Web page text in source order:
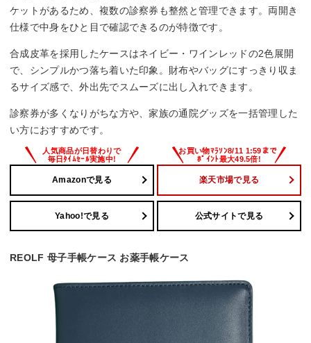
ケットがあるため、複数の診察券も整然と管理できます。両開き
仕様で中身をひと目で確認できるのが特徴です。
合成皮革を採用したケースはネイビー・ワインレッドの2色展開
で、シンプルかつ落ち着いた印象。財布やバッグにすっきり収ま
るサイズ感で、外出先でスムーズに出し入れできます。
診察券が多くなりがちな方や、家族の通院グッズを一括管理した
い方におすすめです。
Amazonで見る 楽天市場で見る
Yahoo!で見る 公式サイトで見る
REOLF 母子手帳ケース お薬手帳ケース